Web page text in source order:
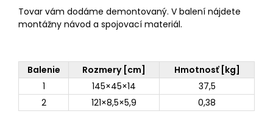
Tovar vám dodáme demontovaný. V balení nájdete
montážny návod a spojovací materiál.
Balenie Rozmery [cm]
Hmotnosť [kg]
1
145×45×14
37,5
2
121×8,5×5,9 0,38